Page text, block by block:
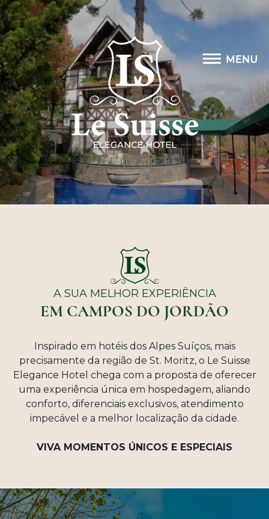
A SUA MELHOR EXPERIÊNCIA
EM CAMPOS DO JORDÃO
Inspirado em hotéis dos Alpes Suíços, mais
precisamente da região de St. Moritz, o Le Suisse
Elegance Hotel chega com a proposta de oferecer
uma experiência única em hospedagem, aliando
conforto, diferenciais exclusivos, atendimento
impecável e a melhor localização da cidade.
VIVA MOMENTOS ÚNICOS E ESPECIAIS